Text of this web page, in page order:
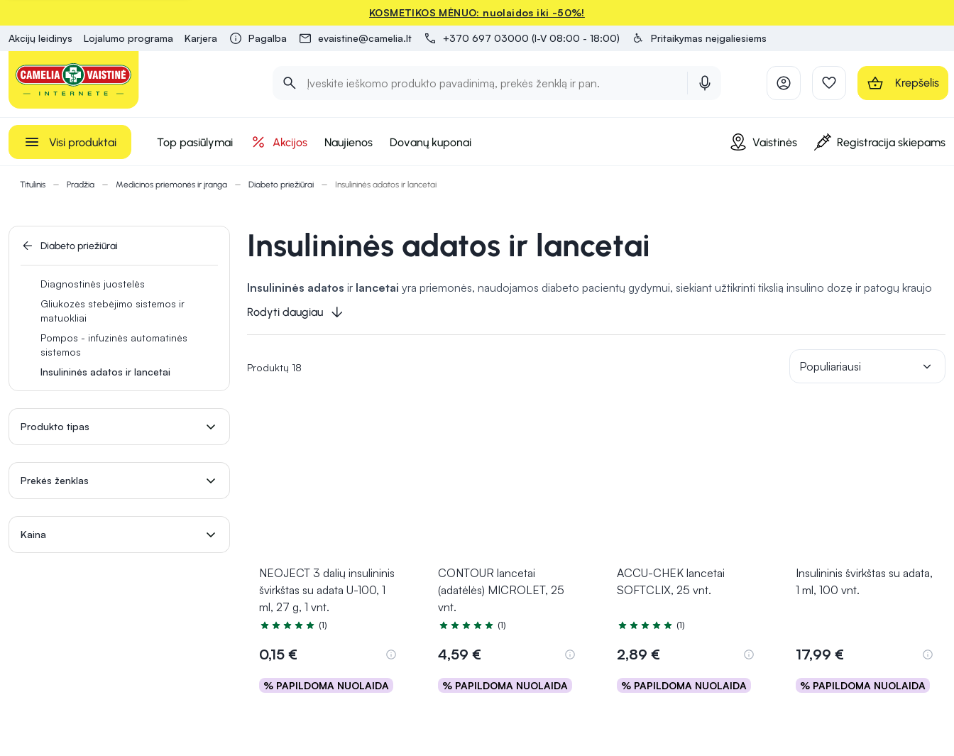
KOSMETIKOS MĖNUO: nuolaidos iki -50%!
Akcijų leidinys Lojalumo programa Karjera Pagalba evaistine@camelia.lt +370 697 03000 (I-V 08:00 - 18:00) Pritaikymas neįgaliesiems
Krepšelis
Visi produktai Top pasiūlymai Akcijos Naujienos Dovanų kuponai Vaistinės Registracija skiepams
Titulinis Pradžia Medicinos priemonės ir įranga Diabeto priežiūrai Insulininės adatos ir lancetai
Diabeto priežiūrai
Diagnostinės juostelės
Gliukozės stebėjimo sistemos ir
matuokliai
Pompos - infuzinės automatinės
sistemos
Insulininės adatos ir lancetai
Produkto tipas
Prekės ženklas
Kaina
Insulininės adatos ir lancetai
Insulininės adatos ir lancetai yra priemonės, naudojamos diabeto pacientų gydymui, siekiant užtikrinti tikslią insulino dozę ir patogų kraujo
paėmimą. Insulininės adatos yra plonos ir smailios, leidžiančios lengvai ir neskausmingai sušvirkšti insuliną.
mėginiams paimti gliukozės kiekiui matuoti
ir komfortą pacientams, gali padėti išvengti komplikacijų ir prisidėti prie tikslesnės diabeto kontrolės.
Rodyti daugiau
Produktų 18 Populiariausi
NEOJECT 3 dalių insulininis
švirkštas su adata U-100, 1
ml, 27 g, 1 vnt.
Įvertinimas 5.0 iš 5
(1)
0,15 €
% PAPILDOMA NUOLAIDA
Į krepšelį
CONTOUR lancetai
(adatėlės) MICROLET, 25
vnt.
Įvertinimas 5.0 iš 5
(1)
4,59 €
% PAPILDOMA NUOLAIDA
Į krepšelį
ACCU-CHEK lancetai
SOFTCLIX, 25 vnt.
Įvertinimas 5.0 iš 5
(1)
2,89 €
% PAPILDOMA NUOLAIDA
Į krepšelį
Insulininis švirkštas su adata,
1 ml, 100 vnt.
17,99 €
% PAPILDOMA NUOLAIDA
Į krepšelį